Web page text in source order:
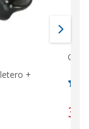
+
CO-